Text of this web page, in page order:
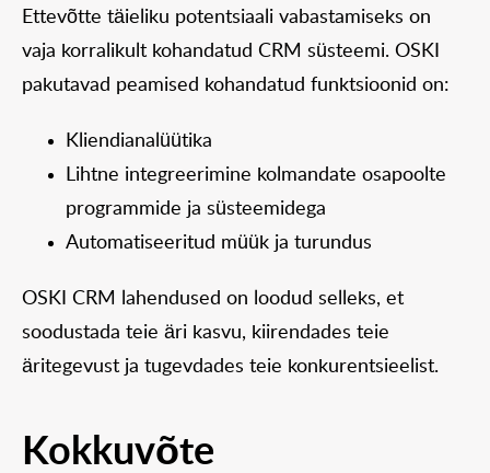
Ettevõtte täieliku potentsiaali vabastamiseks on
vaja korralikult kohandatud CRM süsteemi. OSKI
pakutavad peamised kohandatud funktsioonid on:
Kliendianalüütika
Lihtne integreerimine kolmandate osapoolte
programmide ja süsteemidega
Automatiseeritud müük ja turundus
OSKI CRM lahendused on loodud selleks, et
soodustada teie äri kasvu, kiirendades teie
äritegevust ja tugevdades teie konkurentsieelist.
Kokkuvõte